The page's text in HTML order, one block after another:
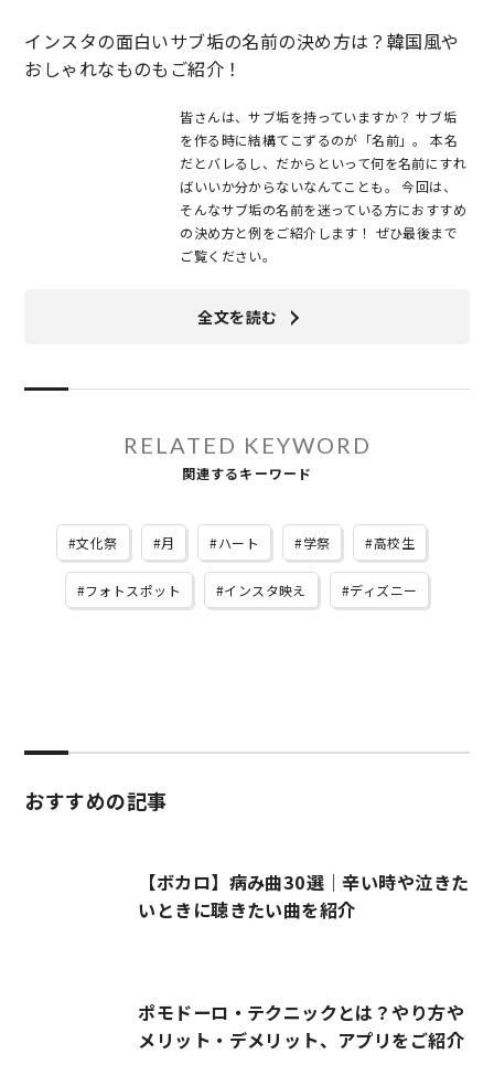
インスタの面白いサブ垢の名前の決め方は？韓国風や
おしゃれなものもご紹介！
皆さんは、サブ垢を持っていますか？ サブ垢
を作る時に結構てこずるのが「名前」。 本名
だとバレるし、だからといって何を名前にすれ
ばいいか分からないなんてことも。 今回は、
そんなサブ垢の名前を迷っている方におすすめ
の決め方と例をご紹介します！ ぜひ最後まで
ご覧ください。
全文を読む
RELATED KEYWORD
関連するキーワード
文化祭 月 ハート 学祭 高校生
フォトスポット インスタ映え ディズニー
おすすめの記事
【ボカロ】病み曲30選｜辛い時や泣きた
いときに聴きたい曲を紹介
ポモドーロ・テクニックとは？やり方や
メリット・デメリット、アプリをご紹介